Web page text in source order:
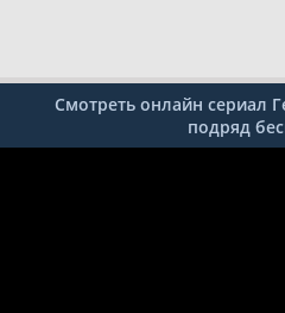
Смотреть онлайн сериал
подряд